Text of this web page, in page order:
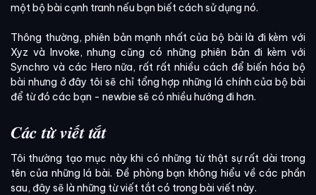
một bộ bài cạnh tranh nếu bạn biết cách sử dụng nó.
Thông thường, phiên bản mạnh nhất của bộ bài là đi kèm với
Xyz và Invoke, nhưng cũng có những phiên bản đi kèm với
Synchro và các Hero nữa, rất rất nhiều cách để biến hóa bộ
bài nhưng ở đây tôi sẽ chỉ tổng hợp những lá chính của bộ bài
để từ đó các bạn - newbie sẽ có nhiều hướng đi hơn.
Các từ viết tắt
Tôi thường tạo mục này khi có những từ thật sự rất dài trong
tên của những lá bài. Đề phòng bạn không hiểu về các phần
sau, đây sẽ là những từ viết tắt có trong bài viết này.